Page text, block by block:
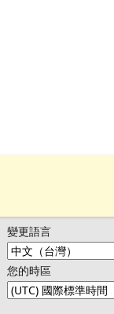
變更語言
您的時區